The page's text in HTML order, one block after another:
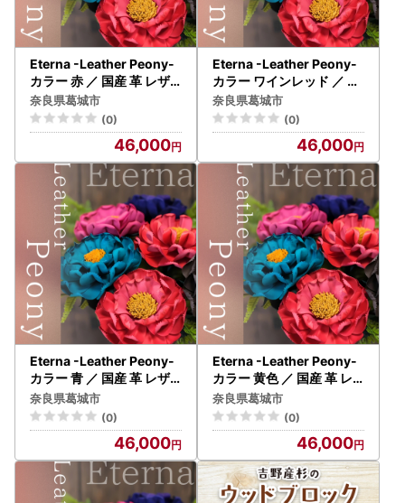
Eterna -Leather Peony-
カラー 赤 ／ 国産 革 レザ
ー ピオニー 造花 アートフ
ラワー 小物 インテリア 記
念日 プレゼント 奈良県 葛
城市【area003-red】
奈良県葛城市
(0)
46,000
Eterna -Leather Peony-
カラー ワインレッド ／ 国
産 革 レザー ピオニー 造花
アートフラワー 小物 イン
テリア 記念日 プレゼント
奈良県 葛城市【area003-
winered】
奈良県葛城市
(0)
46,000
Eterna -Leather Peony-
カラー 青 ／ 国産 革 レザ
ー ピオニー 造花 アートフ
ラワー 小物 インテリア 記
念日 プレゼント 奈良県 葛
城市【area003-blue】
奈良県葛城市
(0)
46,000
Eterna -Leather Peony-
カラー 黄色 ／ 国産 革 レ
ザー ピオニー 造花 アート
フラワー 小物 インテリア
記念日 プレゼント 奈良県
葛城市【area003-yellow
】
奈良県葛城市
(0)
46,000